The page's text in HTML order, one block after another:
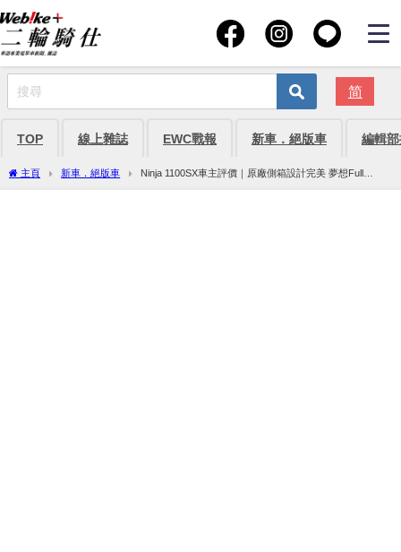
简
TOP 線上雜誌 EWC戰報 新車．絕版車 編輯
主頁 新車．絕版車
Ninja 1100SX車主評價｜原廠側箱設計完美 夢想Full
Pannier北海道夫婦同遊【Webike愛車精選】